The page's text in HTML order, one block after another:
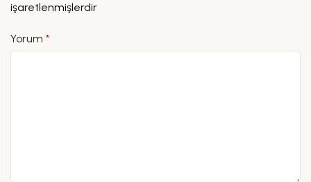
işaretlenmişlerdir
Yorum *